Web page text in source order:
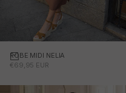
Choisissez des options
ROBE MIDI NELIA
PRIX PROMOTIONNEL
€69,95 EUR